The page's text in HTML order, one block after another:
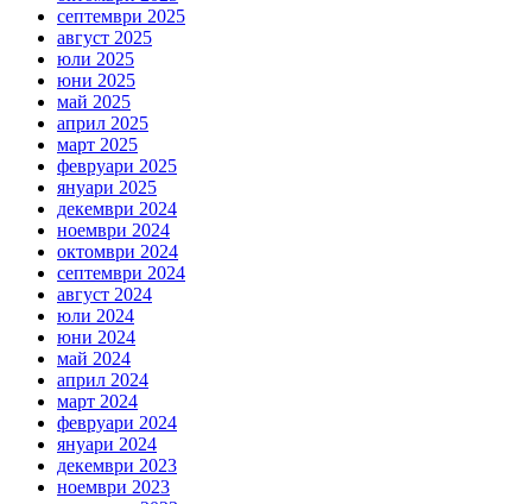
септември 2025
август 2025
юли 2025
юни 2025
май 2025
април 2025
март 2025
февруари 2025
януари 2025
декември 2024
ноември 2024
октомври 2024
септември 2024
август 2024
юли 2024
юни 2024
май 2024
април 2024
март 2024
февруари 2024
януари 2024
декември 2023
ноември 2023